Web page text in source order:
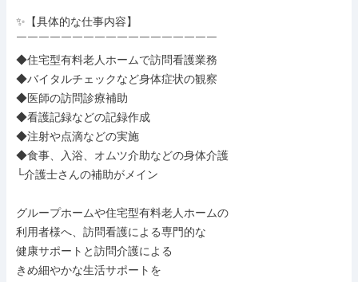
✨【具体的な仕事内容】
￣￣￣￣￣￣￣￣￣￣￣￣￣￣￣￣￣￣
◆住宅型有料老人ホームで訪問看護業務
◆バイタルチェックなど身体症状の観察
◆医師の訪問診療補助
◆看護記録などの記録作成
◆注射や点滴などの実施
◆食事、入浴、オムツ介助などの身体介護
└介護士さんの補助がメイン
グループホームや住宅型有料老人ホームの
利用者様へ、訪問看護による専門的な
健康サポートと訪問介護による
きめ細やかな生活サポートを